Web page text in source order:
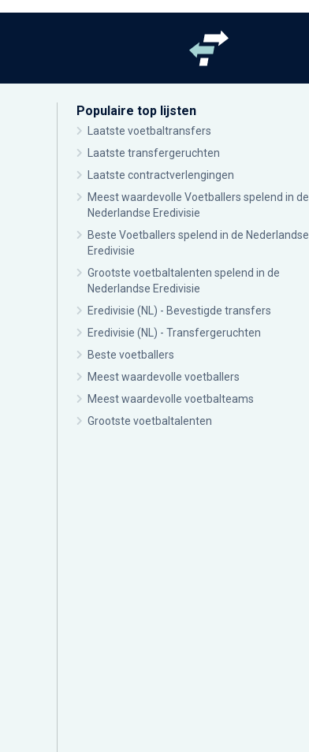
Populaire top lijsten
Laatste voetbaltransfers
Laatste transfergeruchten
Laatste contractverlengingen
Meest waardevolle Voetballers spelend in de
Nederlandse Eredivisie
Beste Voetballers spelend in de Nederlandse
Eredivisie
Grootste voetbaltalenten spelend in de
Nederlandse Eredivisie
Eredivisie (NL) - Bevestigde transfers
Eredivisie (NL) - Transfergeruchten
Beste voetballers
Meest waardevolle voetballers
Meest waardevolle voetbalteams
Grootste voetbaltalenten